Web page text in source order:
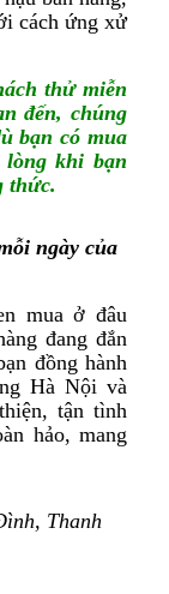
cách ứng xử
thử miễn
đến, chúng
bạn có mua
khi bạn
thức.
ngày của
mua ở đâu
đang đắn
đồng hành
Hà Nội và
tận tình
hảo, mang
Thanh